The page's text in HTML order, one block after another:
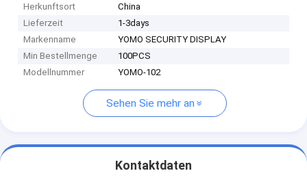
Herkunftsort
China
Lieferzeit
1-3days
Markenname
YOMO SECURITY DISPLAY
Min Bestellmenge
100PCS
Modellnummer
YOMO-102
Sehen Sie mehr an
Kontaktdaten